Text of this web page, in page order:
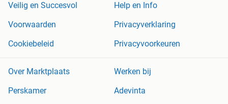
Veilig en Succesvol
Help en Info
Voorwaarden
Privacyverklaring
Cookiebeleid
Privacyvoorkeuren
Over Marktplaats
Werken bij
Perskamer
Adevinta